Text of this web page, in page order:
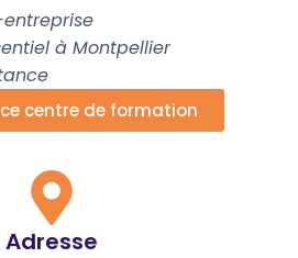
à Montpellier
centre de formation
Adresse